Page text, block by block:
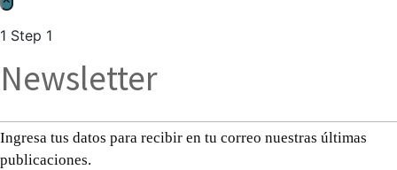
1 Step 1
Newsletter
Ingresa tus datos para recibir en tu correo nuestras últimas
publicaciones.